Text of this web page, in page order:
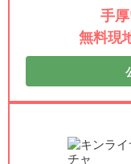
手
無料現